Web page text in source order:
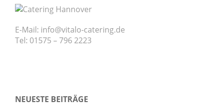
E-Mail: info@vitalo-catering.de
Tel: 01575 – 796 2223
NEUESTE BEITRÄGE